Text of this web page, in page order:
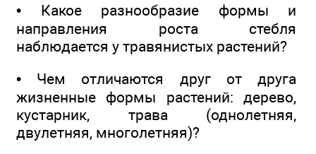
• Какое разнообразие формы и
направления роста стебля
наблюдается у травянистых растений?
• Чем отличаются друг от друга
жизненные формы растений: дерево,
кустарник, трава (однолетняя,
двулетняя, многолетняя)?